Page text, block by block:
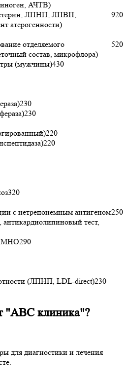
АЧТВ)
ЛПНП, ЛПВП,
атерогенности)
920
отделяемого
состав, микрофлора)
520
(мужчины)430
230
230
220
220
320
с нетрепонемным антигеном
антикардиолипиновый тест,
250
МНО290
(ЛПНП, LDL-direct)230
"ABC клиника"?
для диагностики и лечения